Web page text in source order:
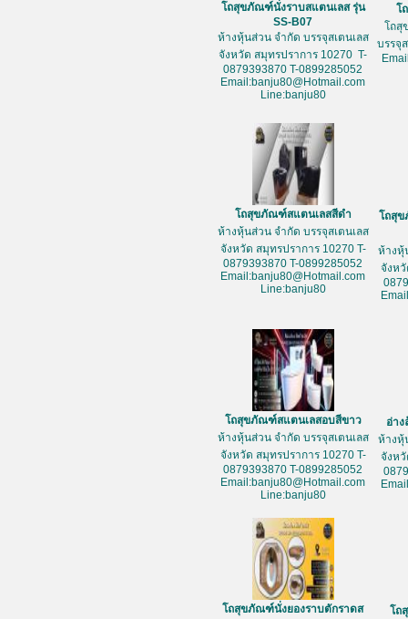
โถสุขภัณฑ์นั่งราบสแตนเลส รุ่น
SS-B07
ห้างหุ้นส่วน จำกัด บรรจุสเตนเลส
จังหวัด สมุทรปราการ 10270 T-
0879393870 T-0899285052
Email:banju80@Hotmail.com
Line:banju80
โ
โถสุ
บรรจุ
โถสุขภัณฑ์สแตนเลสสีดำ
ห้างหุ้นส่วน จำกัด บรรจุสเตนเลส
จังหวัด สมุทรปราการ 10270 T-
0879393870 T-0899285052
Email:banju80@Hotmail.com
Line:banju80
โถสุ
ห้างหุ้
จังห
โถสุขภัณฑ์สแตนเลสอบสีขาว
ห้างหุ้นส่วน จำกัด บรรจุสเตนเลส
จังหวัด สมุทรปราการ 10270 T-
0879393870 T-0899285052
Email:banju80@Hotmail.com
Line:banju80
อ่า
ห้างหุ้
จังห
โถสุขภัณฑ์นั่งยองราบตักราดส
โถ